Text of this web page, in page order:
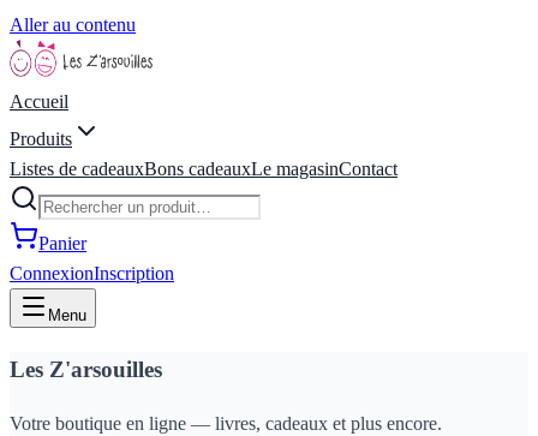
Aller au contenu
Accueil
Produits
Listes de cadeauxBons cadeauxLe magasinContact
Panier
ConnexionInscription
Menu
Les Z'arsouilles
Votre boutique en ligne — livres, cadeaux et plus encore.